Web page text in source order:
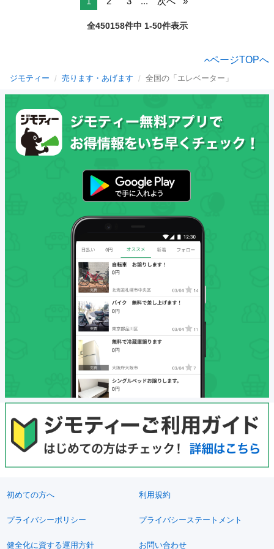
全450158件中 1-50件表示
ページTOPへ
ジモティー 売ります・あげます 全国の「エレベーター」
初めての方へ 利用規約
プライバシーポリシー プライバシーステートメント
健全化に資する運用方針 お問い合わせ